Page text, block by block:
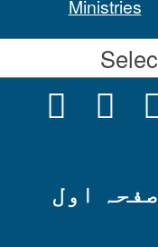
FACEBOOK
YOUTUBE
صفحہ اول